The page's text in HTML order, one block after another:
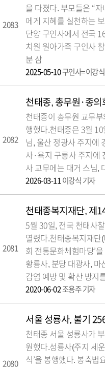
2083
을 다졌다. 부모들은 “
에게 지혜를 실천하는
단양 구인사에서 전국
치원 원아가족 구인사
분 삼
2025-05-10 구인사=이강
2082
천태종, 총무원·종의
천태종이 총무원 교무
행했다.천태종은 3월
님, 울산 정광사 주지에
사·욕지 구룡사 주지에
사 교무에는 대거 스님,
2026-03-11 이강식 기자
2081
천태종복지재단, 제
5월 30일, 전국 천태사
열렸다.천태종복지재단
회 전통문화체험마당’
황룡사, 분당 대광사, 마
감염 예방 및 확산 방지
2020-06-02 조용주 기자
2080
서울 성룡사, 불기
천태종 서울 성룡사가
원했다.성룡사(주지 세
식’을 봉행했다. 봉축법